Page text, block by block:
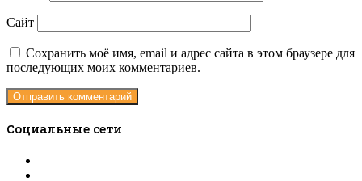
Сайт
Сохранить моё имя, email и адрес сайта в этом браузере для
последующих моих комментариев.
Социальные сети